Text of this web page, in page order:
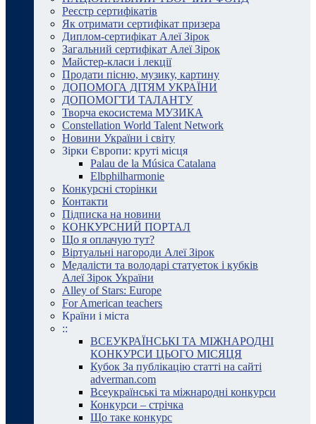
Реєстр сертифікатів
Як отримати сертифікат призера
Диплом-сертифікат Алеї Зірок
Загальний сертифікат Алеї Зірок
Майстер-класи і лекції
Продати пісню, музику, картину
ДОПОМОГА ДІТЯМ УКРАЇНИ
ДОПОМОГТИ ТАЛАНТУ
Творча екосистема МУЗИКА
Constellation World Talent Network
Новини України і світу
Зірки Європи: круті місця
Palau de la Música Catalana
Elbphilharmonie
Конкурсні сторінки
Контакти
Підписка на новини
КОНКУРСНИЙ ПОРТАЛ
Що я оплачую тут?
Віртуальні нагороди Алеї Зірок
Медалісти та володарі статуеток і кубків
Алеї Зірок України
Alley of Stars: Europe
For American teachers
Країни і міста
::
ВСЕУКРАЇНСЬКІ ТА МІЖНАРОДНІ
КОНКУРСИ ЦЬОГО МІСЯЦЯ
Кубок За публікацію статті на сайті
adverman.com
Всеукраїнські та міжнародні конкурси
Конкурси – стрічка
Що таке конкурс